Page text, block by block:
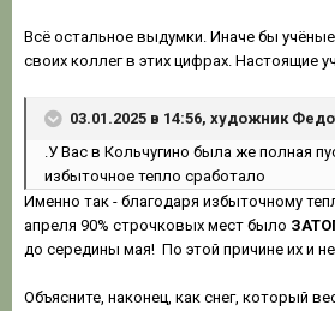
Всё остальное выдумки. Иначе бы
своих коллег в этих цифрах. Настоящие
03.01.2025 в 14:56, художник
.У Вас в Кольчугино была же полная
избыточное тепло сработало
Именно так - благодаря избыточному
апреля 90% строчковых мест было
до середины мая! По этой причине их и
Объясните, наконец, как снег, который